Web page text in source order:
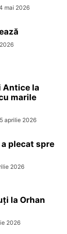
mai 2026
Antice la
marile
aprilie 2026
plecat spre
2026
la Orhan
2026